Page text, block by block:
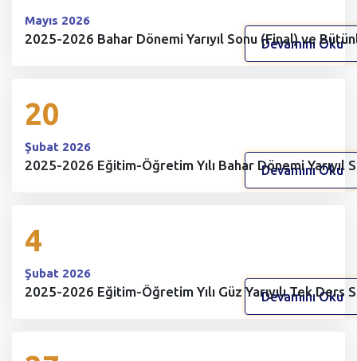
Mayıs 2026
2025-2026 Bahar Dönemi Yarıyıl Sonu (Final) ve
Devamını Oku
20
Şubat 2026
2025-2026 Eğitim-Öğretim Yılı Bahar DönemiDevamını Oku
4
Şubat 2026
2025-2026 Eğitim-Öğretim Yılı Güz Yarıyılı Tek Ders
Devamını Oku